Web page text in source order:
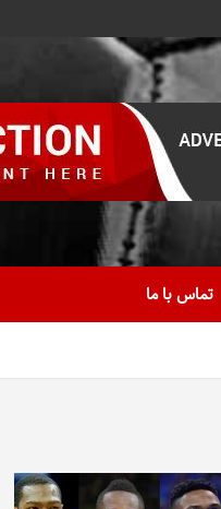
تماس با ما